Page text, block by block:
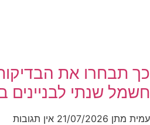
כך תבחרו את
חשמל שנתי לבניינים
עמית מתן 21/07/2026 אין תגובות